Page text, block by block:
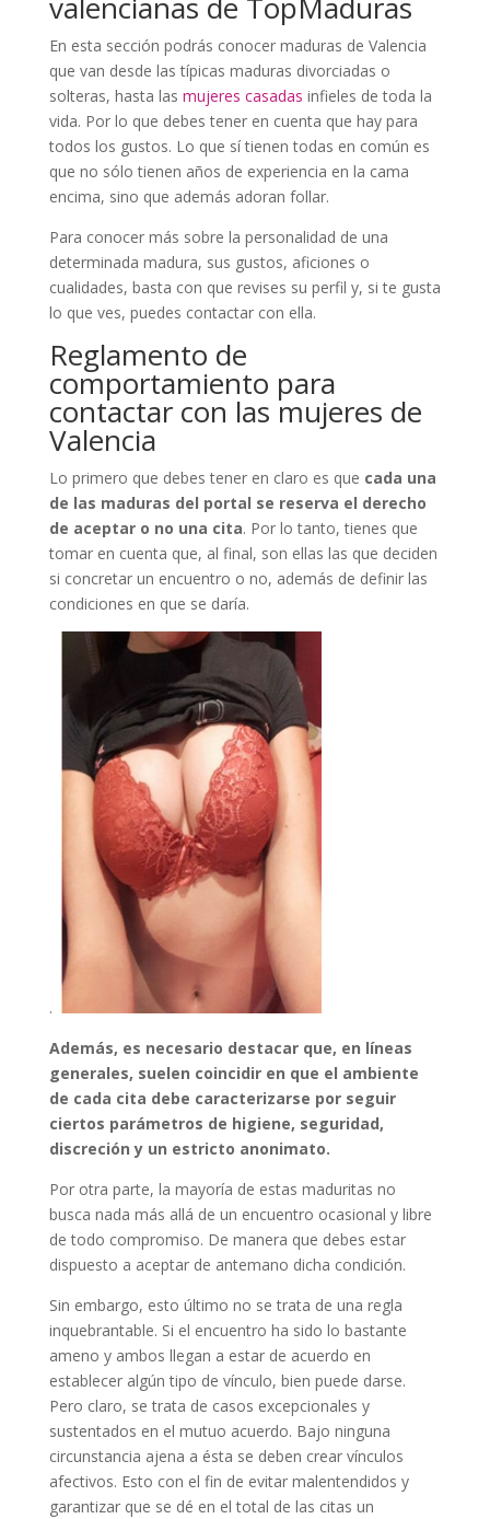
En esta sección podrás conocer maduras de Valencia
que van desde las típicas maduras divorciadas o
solteras, hasta las mujeres casadas infieles de toda la
vida. Por lo que debes tener en cuenta que hay para
todos los gustos. Lo que sí tienen todas en común es
que no sólo tienen años de experiencia en la cama
encima, sino que además adoran follar.
Para conocer más sobre la personalidad de una
determinada madura, sus gustos, aficiones o
cualidades, basta con que revises su perfil y, si te gusta
lo que ves, puedes contactar con ella.
Reglamento de
comportamiento para
contactar con las mujeres de
Valencia
Lo primero que debes tener en claro es que cada una
de las maduras del portal se reserva el derecho
de aceptar o no una cita. Por lo tanto, tienes que
tomar en cuenta que, al final, son ellas las que deciden
si concretar un encuentro o no, además de definir las
condiciones en que se daría.
.
Además, es necesario destacar que, en líneas
generales, suelen coincidir en que el ambiente
de cada cita debe caracterizarse por seguir
ciertos parámetros de higiene, seguridad,
discreción y un estricto anonimato.
Por otra parte, la mayoría de estas maduritas no
busca nada más allá de un encuentro ocasional y libre
de todo compromiso. De manera que debes estar
dispuesto a aceptar de antemano dicha condición.
Sin embargo, esto último no se trata de una regla
inquebrantable. Si el encuentro ha sido lo bastante
ameno y ambos llegan a estar de acuerdo en
establecer algún tipo de vínculo, bien puede darse.
Pero claro, se trata de casos excepcionales y
sustentados en el mutuo acuerdo. Bajo ninguna
circunstancia ajena a ésta se deben crear vínculos
afectivos. Esto con el fin de evitar malentendidos y
garantizar que se dé en el total de las citas un